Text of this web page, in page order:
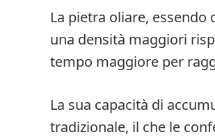
La pietra oliare,
una densità maggiori
tempo maggiore per
La sua capacità di
tradizionale, il che le